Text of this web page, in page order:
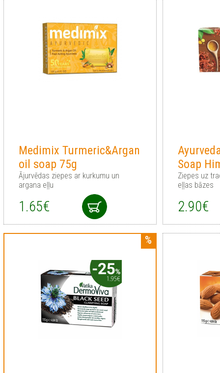
Medimix Turmeric&Argan
oil soap 75g
Ājurvēdas ziepes ar kurkumu un
argana eļļu
1.65€
Soap
Ziepes uz
eļļas bāzes
2.90€